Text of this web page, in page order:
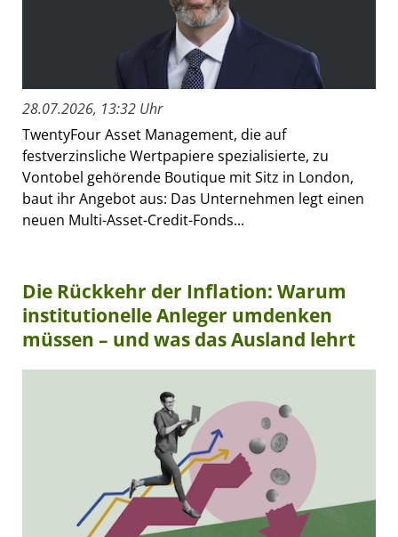
28.07.2026, 13:32 Uhr
TwentyFour Asset Management, die auf
festverzinsliche Wertpapiere spezialisierte, zu
Vontobel gehörende Boutique mit Sitz in London,
baut ihr Angebot aus: Das Unternehmen legt einen
neuen Multi-Asset-Credit-Fonds...
Die Rückkehr der Inflation: Warum
institutionelle Anleger umdenken
müssen – und was das Ausland lehrt